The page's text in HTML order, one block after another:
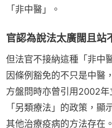
「非中醫」。
官認為說法太廣闊且站
但法官不接納這種「非中
因條例豁免的不只是中醫
方盤問時亦曾引用2002
「另類療法」的政策，
其他治療疫病的方法存在